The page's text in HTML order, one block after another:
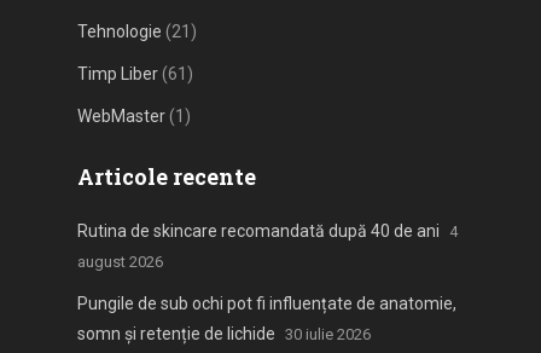
Tehnologie (21)
Timp Liber(61)
WebMaster(1)
Articole recente
Rutina de skincare recomandată după 40 de ani
4
august 2026
Pungile de sub ochi pot fi influențate de anatomie,
somn și retenție de lichide 30 iulie 2026